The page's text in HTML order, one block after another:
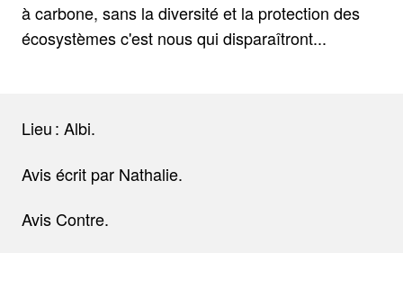
à carbone, sans la diversité et la protection des
écosystèmes c'est nous qui disparaîtront...
Lieu : Albi.
Avis écrit par Nathalie.
Avis Contre.